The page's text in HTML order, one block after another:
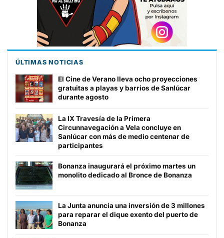
ÚLTIMAS NOTICIAS
El Cine de Verano lleva ocho proyecciones
gratuitas a playas y barrios de Sanlúcar
durante agosto
La IX Travesía de la Primera
Circunnavegación a Vela concluye en
Sanlúcar con más de medio centenar de
participantes
Bonanza inaugurará el próximo martes un
monolito dedicado al Bronce de Bonanza
La Junta anuncia una inversión de 3 millones
para reparar el dique exento del puerto de
Bonanza